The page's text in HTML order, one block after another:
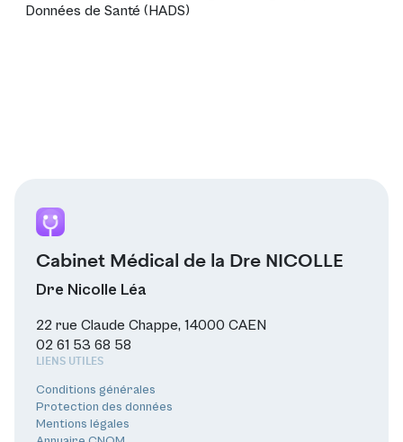
Données de Santé (HADS)
Cabinet Médical de la Dre NICOLLE
Dre Nicolle Léa
22 rue Claude Chappe, 14000 CAEN
02 61 53 68 58
LIENS UTILES
Conditions générales
Protection des données
Mentions légales